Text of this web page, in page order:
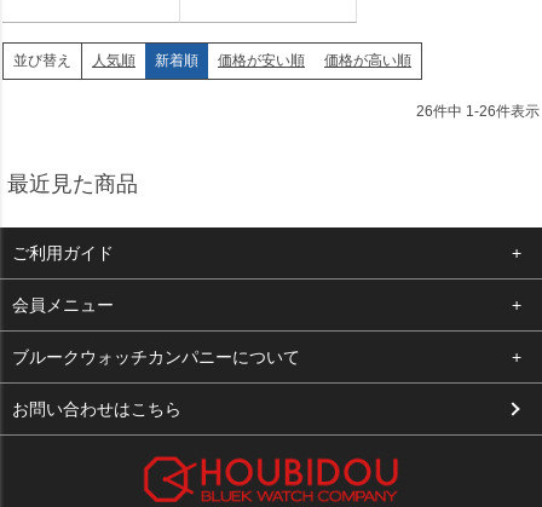
並び替え 人気順 新着順 価格が安い順 価格が高い順
26件中 1 -26件表示
最近見た商品
ご利用ガイド
よくある質問
支払い・送料
お客様の声
会員メニュー
ログイン
お気に入り
ブルークウォッチカンパニーについて
会社概要
お問い合わせはこちら